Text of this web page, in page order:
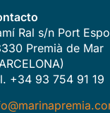
Ral s/n Port
Premià de Mar
+34 93 754 91 19